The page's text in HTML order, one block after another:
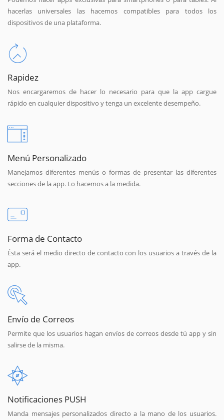
hacerlas universales las hacemos compatibles para todos los
dispositivos de una plataforma.
Rapidez
Nos encargaremos de hacer lo necesario para que la app cargue
rápido en cualquier dispositivo y tenga un excelente desempeño.
Menú Personalizado
Manejamos diferentes menús o formas de presentar las diferentes
secciones de la app. Lo hacemos a la medida.
Forma de Contacto
Ésta será el medio directo de contacto con los usuarios a través de la
app.
Envío de Correos
Permite que los usuarios hagan envíos de correos desde tú app y sin
salirse de la misma.
Notificaciones PUSH
Manda mensajes personalizados directo a la mano de los usuarios.